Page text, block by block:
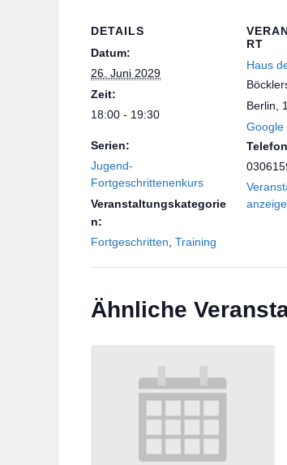
DETAILS
Datum:
26. Juni 2029
Zeit:
18:00 - 19:30
Serien:
Jugend-
Fortgeschrittenenkurs
Veranstaltungskategorie
n:
Fortgeschritten Training
RT
Haus
Berlin
Google
Telefon
Ähnliche